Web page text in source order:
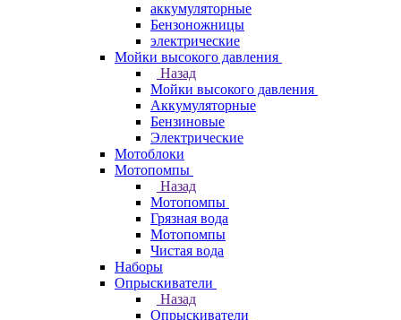
аккумуляторные
Бензоножницы
электрические
Мойки высокого давления
Назад
Мойки высокого давления
Аккумуляторные
Бензиновые
Электрические
Мотоблоки
Мотопомпы
Назад
Мотопомпы
Грязная вода
Мотопомпы
Чистая вода
Наборы
Опрыскиватели
Назад
Опрыскиватели